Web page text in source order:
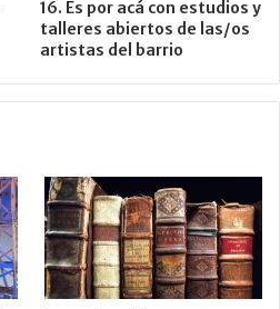
16. Es por acá con estudios y
talleres abiertos de las/os
artistas del barrio